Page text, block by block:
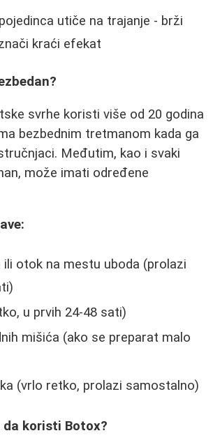
utiče na trajanje - brži
kraći efekat
svrhe koristi više od 20 godina
bezbednim tretmanom kada ga
Međutim, kao i svaki
može imati određene
ili otok na mestu uboda (prolazi
u prvih 24-48 sati)
mišića (ako se preparat malo
(vrlo retko, prolazi samostalno)
da koristi Botox?